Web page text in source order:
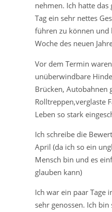
nehmen. Ich hatte das
Tag ein sehr nettes
führen zu können und
Woche des neuen
Vor dem Termin
unüberwindbare
Brücken, Autobahnen
Rolltreppen,verglaste
Leben so stark
Ich schreibe die
April (da ich so ein
Mensch bin und es
glauben kann)
Ich war ein paar Tage
sehr genossen. Ich